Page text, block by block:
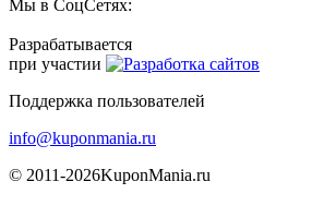
Мы в СоцСетях:
Разрабатывается
при участии
Поддержка пользователей
info@kuponmania.ru
© 2011-2026KuponMania.ru